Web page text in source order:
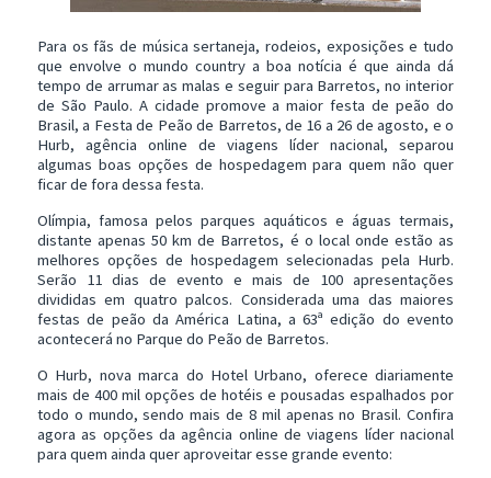
Para os fãs de música sertaneja, rodeios, exposições e tudo
que envolve o mundo country a boa notícia é que ainda dá
tempo de arrumar as malas e seguir para Barretos, no interior
de São Paulo. A cidade promove a maior festa de peão do
Brasil, a Festa de Peão de Barretos, de 16 a 26 de agosto, e o
Hurb, agência online de viagens líder nacional, separou
algumas boas opções de hospedagem para quem não quer
ficar de fora dessa festa.
Olímpia, famosa pelos parques aquáticos e águas termais,
distante apenas 50 km de Barretos, é o local onde estão as
melhores opções de hospedagem selecionadas pela Hurb.
Serão 11 dias de evento e mais de 100 apresentações
divididas em quatro palcos. Considerada uma das maiores
festas de peão da América Latina, a 63ª edição do evento
acontecerá no Parque do Peão de Barretos.
O Hurb, nova marca do Hotel Urbano, oferece diariamente
mais de 400 mil opções de hotéis e pousadas espalhados por
todo o mundo, sendo mais de 8 mil apenas no Brasil. Confira
agora as opções da agência online de viagens líder nacional
para quem ainda quer aproveitar esse grande evento: